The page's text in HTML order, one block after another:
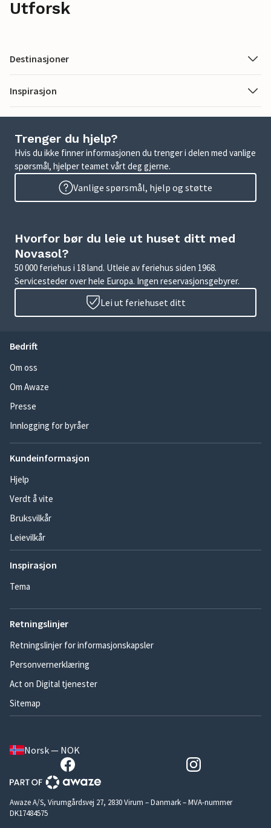
Utforsk
Destinasjoner
Inspirasjon
Trenger du hjelp?
Hvis du ikke finner informasjonen du trenger i delen med vanlige
spørsmål, hjelper teamet vårt deg gjerne.
Vanlige spørsmål, hjelp og støtte
Hvorfor bør du leie ut huset ditt med
Novasol?
50 000 feriehus i 18 land. Utleie av feriehus siden 1968.
Servicesteder over hele Europa. Ingen reservasjonsgebyrer.
Lei ut feriehuset ditt
Bedrift
Om oss
Om Awaze
Presse
Innlogging for byråer
Kundeinformasjon
Hjelp
Verdt å vite
Bruksvilkår
Leievilkår
Inspirasjon
Tema
Retningslinjer
Retningslinjer for informasjonskapsler
Personvernerklæring
Act on Digital tjenester
Sitemap
Norsk — NOK
Awaze A/S, Virumgårdsvej 27, 2830 Virum – Danmark – MVA-nummer
DK17484575